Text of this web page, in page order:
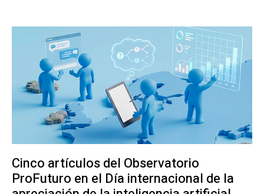
Cinco artículos del Observatorio
ProFuturo en el Día internacional de la